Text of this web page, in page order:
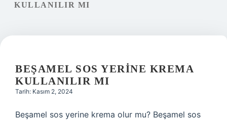
Hakkımızda
KULLANILIR MI
BEŞAMEL SOS YERINE KREMA
KULLANILIR MI
Tarih: Kasım 2, 2024
Beşamel sos yerine krema olur mu? Beşamel sos